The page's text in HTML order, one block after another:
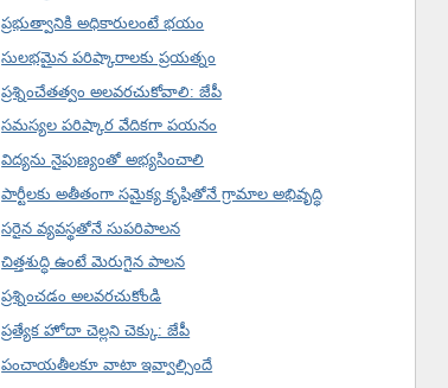
ప్రభుత్వానికి అధికారులంటే భయం
సులభమైన పరిష్కారాలకు ప్రయత్నం
ప్రశ్నించేతత్వం అలవరచుకోవాలి: జేపీ
సమస్యల పరిష్కార వేదికగా పయనం
విద్యను నైపుణ్యంతో అభ్యసించాలి
పార్టీలకు అతీతంగా సమైక్య కృషితోనే గ్రామాల అభివృద్ధి
సరైన వ్యవస్థతోనే సుపరిపాలన
చిత్తశుద్ధి ఉంటే మెరుగైన పాలన
ప్రశ్నించడం అలవరచుకోండి
ప్రత్యేక హోదా చెల్లని చెక్కు: జేపీ
పంచాయతీలకూ వాటా ఇవ్వాల్సిందే